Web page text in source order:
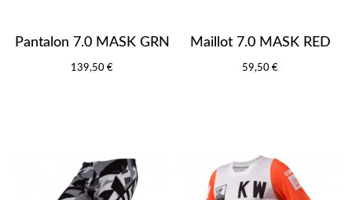
Pantalon 7.0 MASK GRN
139,50 €
Maillot 7.0 MASK RED
59,50 €